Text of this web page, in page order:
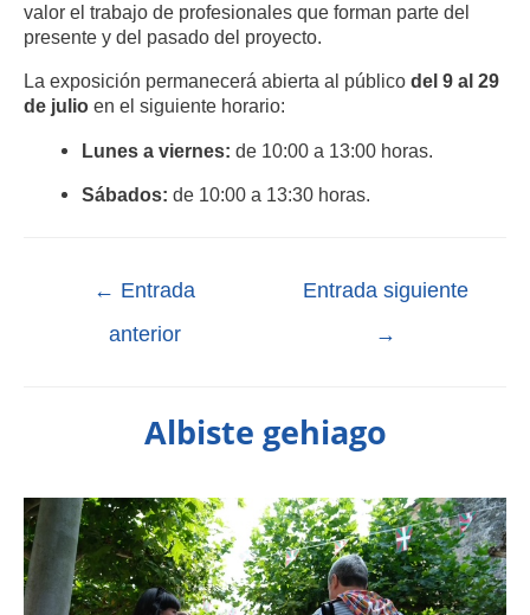
valor el trabajo de profesionales que forman parte del
presente y del pasado del proyecto.
La exposición permanecerá abierta al público del 9 al 29
de julio en el siguiente horario:
Lunes a viernes: de 10:00 a 13:00 horas.
Sábados: de 10:00 a 13:30 horas.
← Entrada
anterior
Entrada siguiente
→
Albiste gehiago